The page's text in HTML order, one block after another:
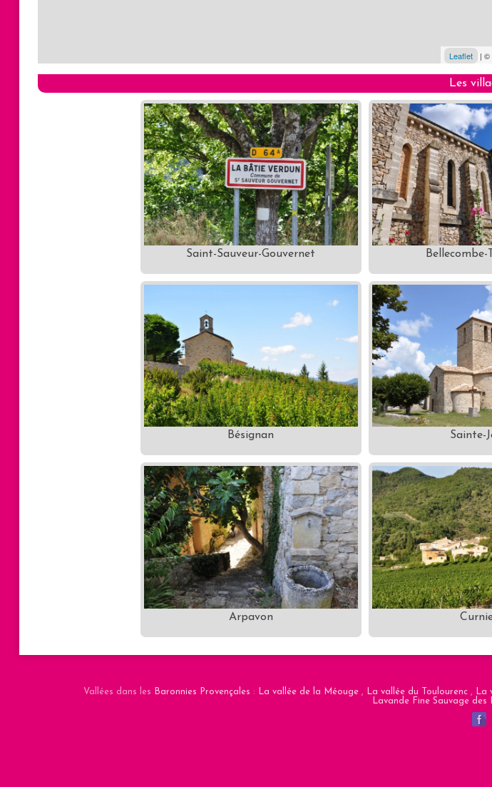
Leaflet | ©
Les
Saint-Sauveur-Gouvernet Bellecombe-
Bésignan Sainte-
Arpavon
Vallées dans les Baronnies Provençales : La vallée de la Méouge, La vallée du Toulourenc, La
Lavande Fine Sauvage des